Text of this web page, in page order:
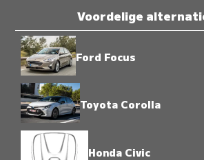
Voordelige
Ford Focus
Toyota Corolla
Honda Civic